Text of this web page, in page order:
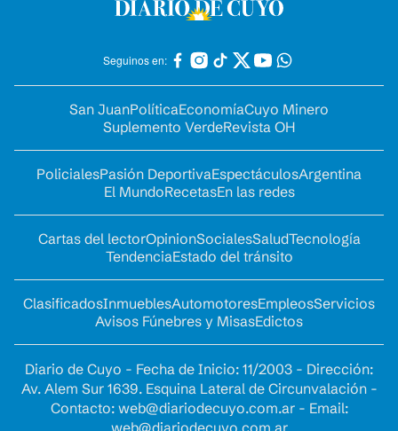
Seguinos en:
San JuanPolíticaEconomíaCuyo Minero
Suplemento VerdeRevista OH
PolicialesPasión DeportivaEspectáculosArgentina
El MundoRecetasEn las redes
Cartas del lectorOpinionSocialesSaludTecnología
TendenciaEstado del tránsito
ClasificadosInmueblesAutomotoresEmpleosServicios
Avisos Fúnebres y MisasEdictos
Diario de Cuyo - Fecha de Inicio: 11/2003 - Dirección:
Av. Alem Sur 1639. Esquina Lateral de Circunvalación -
Contacto: web@diariodecuyo.com.ar- Email:
web@diariodecuyo.com.ar